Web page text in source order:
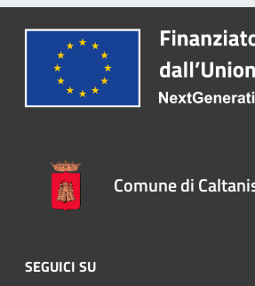
Comune di
SEGUICI SU